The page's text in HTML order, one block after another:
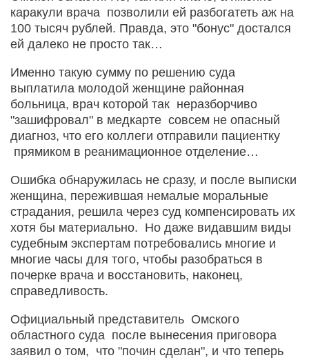
каракули врача позволили ей разбогатеть аж на
100 тысяч рублей. Правда, это "бонус" достался
ей далеко не просто так…
Именно такую сумму по решению суда
выплатила молодой женщине районная
больница, врач которой так неразборчиво
"зашифровал" в медкарте совсем не опасный
диагноз, что его коллеги отправили пациентку
прямиком в реанимационное отделение…
Ошибка обнаружилась не сразу, и после выписки
женщина, пережившая немалые моральные
страдания, решила через суд компенсировать их
хотя бы материально. Но даже видавшим виды
судебным экспертам потребовались многие и
многие часы для того, чтобы разобраться в
почерке врача и восстановить, наконец,
справедливость.
Официальный представитель Омского
областного суда после вынесения приговора
заявил о том, что "почин сделан", и что теперь